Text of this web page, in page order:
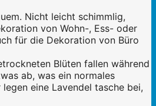
Nicht leicht schimmlig,
von Wohn-, Ess- oder
für die Dekoration von Büro
Blüten fallen während
ab, was ein normales
legen eine Lavendel tasche bei,